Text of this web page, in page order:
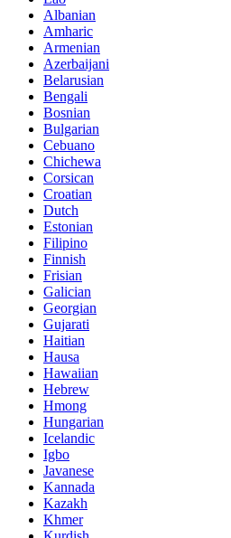
Albanian
Amharic
Armenian
Azerbaijani
Belarusian
Bengali
Bosnian
Bulgarian
Cebuano
Chichewa
Corsican
Croatian
Dutch
Estonian
Filipino
Finnish
Frisian
Galician
Georgian
Gujarati
Haitian
Hausa
Hawaiian
Hebrew
Hmong
Hungarian
Icelandic
Igbo
Javanese
Kannada
Kazakh
Khmer